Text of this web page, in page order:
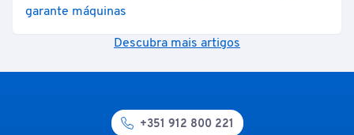
garante máquinas
Descubra mais artigos
+351 912 800 221